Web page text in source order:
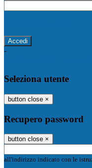
-
Seleziona utente
button close ×
Recupero password
button close ×
all'indirizzo indicato con le